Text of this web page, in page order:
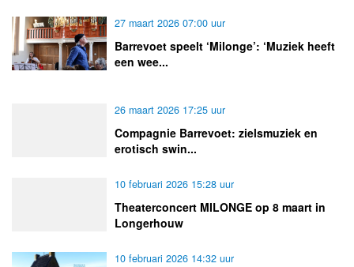
27 maart 2026 07:00 uur
Barrevoet speelt ‘Milonge’: ‘Muziek heeft
een wee...
26 maart 2026 17:25 uur
Compagnie Barrevoet: zielsmuziek en
erotisch swin...
10 februari 2026 15:28 uur
Theaterconcert MILONGE op 8 maart in
Longerhouw
10 februari 2026 14:32 uur